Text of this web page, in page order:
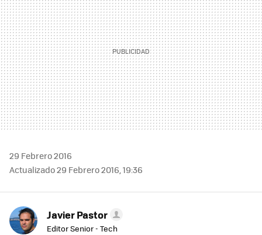
29 Febrero 2016
Actualizado 29 Febrero 2016, 19:36
Javier Pastor
Editor Senior - Tech